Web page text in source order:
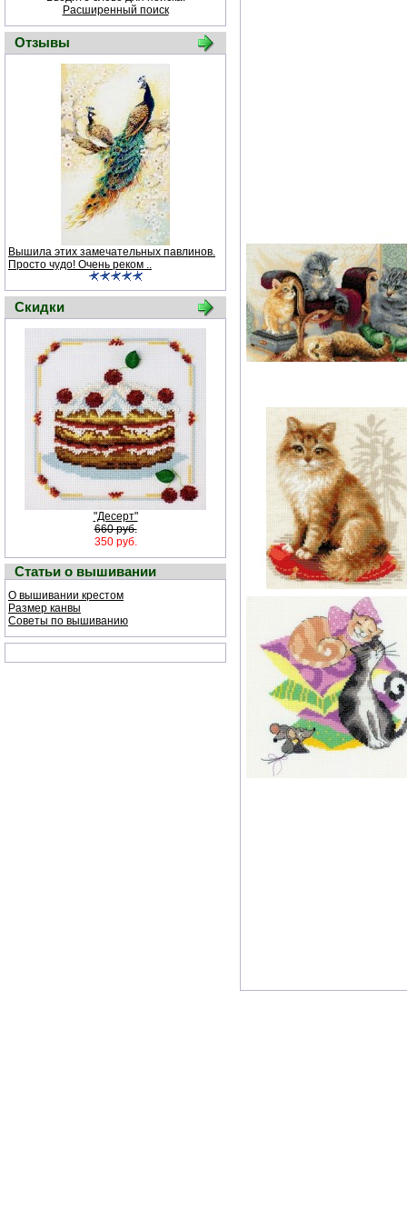
Расширенный поиск
Отзывы
Вышила этих замечательных павлинов.
Просто чудо! Очень реком ..
Скидки
"Десерт"
660 руб.
350 руб.
Статьи о вышивании
О вышивании крестом
Размер канвы
Советы по вышиванию